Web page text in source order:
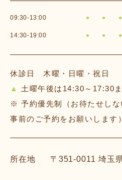
09:30-13:00 ● ● ●
14:30-19:00 ● ● ●
休診日 木曜・日曜・祝日
▲
土曜午後は14:30～17:30
※ 予約優先制（お待たせしな
事前のご予約をお願いします）
所在地 〒351-0011 埼玉